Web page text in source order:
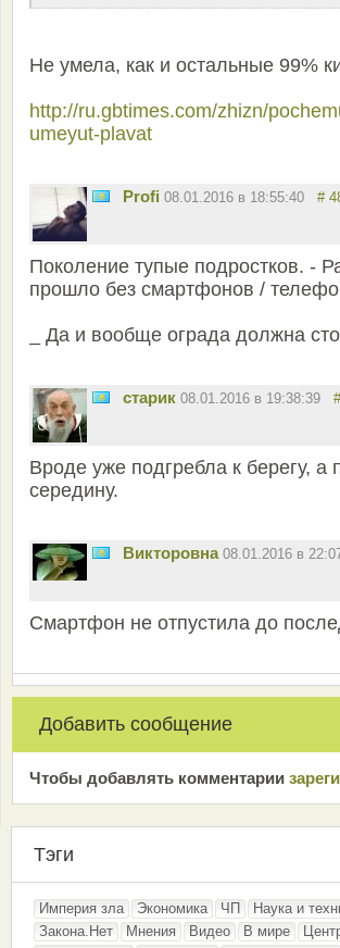
Не умела, как и остальные 99%
http://ru.gbtimes.com/zhizn/
umeyut-plavat
Profi 08.01.2016 в 18:55:40 #
Поколение тупые подростков. -
прошло без смартфонов /
_ Да и вообще ограда должна
старик 08.01.2016 в 19:38:39
Вроде уже подгребла к берегу, а
середину.
Викторовна 08.01.2016 в
Смартфон не отпустила до
Добавить сообщение
Чтобы добавлять комментарии
Тэги
Империя зла Экономика ЧП Наука и
Закона.Нет
Мнения Видео В мире